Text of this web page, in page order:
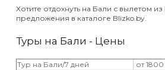
Хотите отдохнуть на Бали с вылетом
предложения в каталоге Blizko.by.
Туры на Бали - Цены
Тур на Бали/7 дней
от 1800